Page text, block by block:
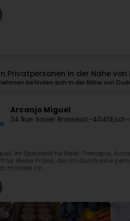
Privatpersonen in der Nähe von
befinden sich in der Nähe von
Arcanjo Miguel
34 Rue Xavier BrasseurL-4040
Ihr Spezialist für Reiki-Therapie,
für diese Praxis, die ich durch eine
möchte ich...